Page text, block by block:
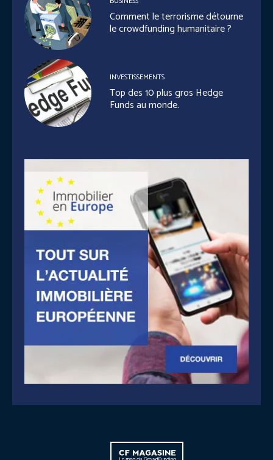
Comment le terrorisme détourne
le crowdfunding humanitaire ?
INVESTISSEMENTS
Top des 10 plus gros Hedge
Funds au monde.